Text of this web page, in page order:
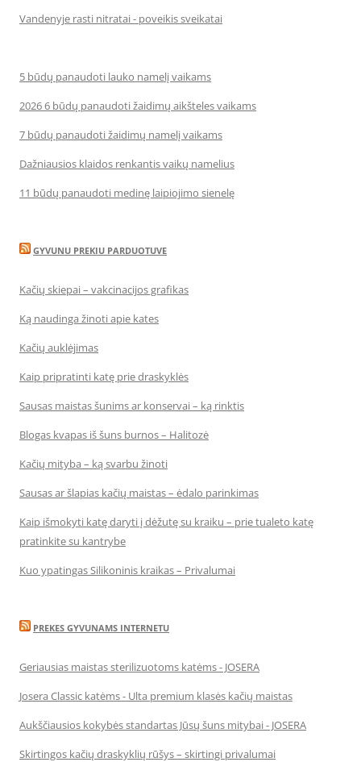
Vandenyje rasti nitratai - poveikis sveikatai
5 būdų panaudoti lauko namelį vaikams
2026 6 būdų panaudoti žaidimų aikšteles vaikams
7 būdų panaudoti žaidimų namelį vaikams
Dažniausios klaidos renkantis vaikų namelius
11 būdų panaudoti medinę laipiojimo sienelę
GYVUNU PREKIU PARDUOTUVE
Kačių skiepai – vakcinacijos grafikas
Ką naudinga žinoti apie kates
Kačių auklėjimas
Kaip pripratinti katę prie draskyklės
Sausas maistas šunims ar konservai – ką rinktis
Blogas kvapas iš šuns burnos – Halitozė
Kačių mityba – ką svarbu žinoti
Sausas ar šlapias kačių maistas – ėdalo parinkimas
Kaip išmokyti katę daryti į dėžutę su kraiku – prie tualeto katę
pratinkite su kantrybe
Kuo ypatingas Silikoninis kraikas – Privalumai
PREKES GYVUNAMS INTERNETU
Geriausias maistas sterilizuotoms katėms - JOSERA
Josera Classic katėms - Ulta premium klasės kačių maistas
Aukščiausios kokybės standartas Jūsų šuns mitybai - JOSERA
Skirtingos kačių draskyklių rūšys – skirtingi privalumai